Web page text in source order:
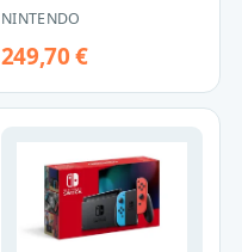
Pikachu! Edition] grau
NINTENDO
249,70 €